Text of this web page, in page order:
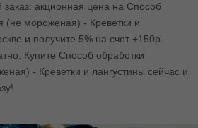
акционная цена на Способ
(не мороженая) - Креветки и
и получите 5% на счет +150р
Купите Способ обработки
- Креветки и лангустины сейчас и